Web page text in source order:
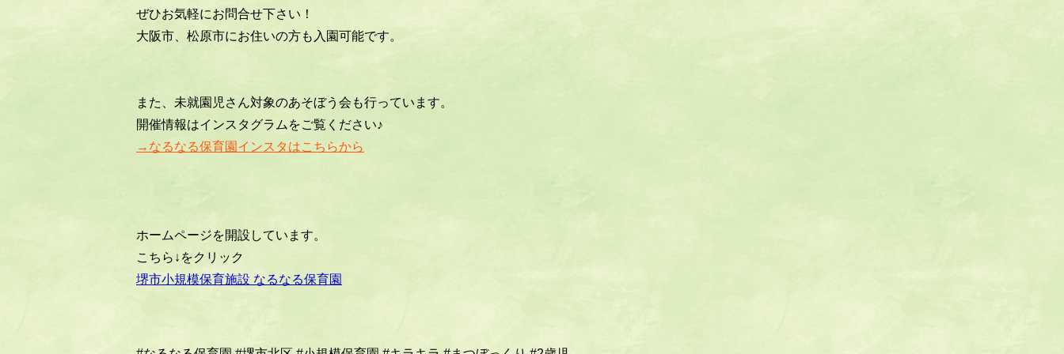
ぜひお気軽にお問合せ下さい！
大阪市、松原市にお住いの方も入園可能です。
また、未就園児さん対象のあそぼう会も行っています。
開催情報はインスタグラムをご覧ください♪
→なるなる保育園インスタはこちらから
ホームページを開設しています。
こちら↓をクリック
堺市小規模保育施設 なるなる保育園